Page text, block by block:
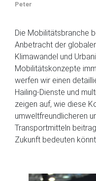
Peter
Die Mobilitätsbranche
Anbetracht der
Klimawandel und
Mobilitätskonzepte
werfen wir einen
Hailing-Dienste und
zeigen auf, wie diese
umweltfreundlicheren
Transportmitteln
Zukunft bedeuten